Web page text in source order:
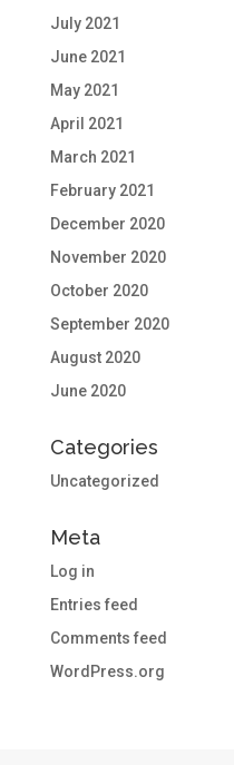
July 2021
June 2021
May 2021
April 2021
March 2021
February 2021
December 2020
November 2020
October 2020
September 2020
August 2020
June 2020
Categories
Uncategorized
Meta
Log in
Entries feed
Comments feed
WordPress.org